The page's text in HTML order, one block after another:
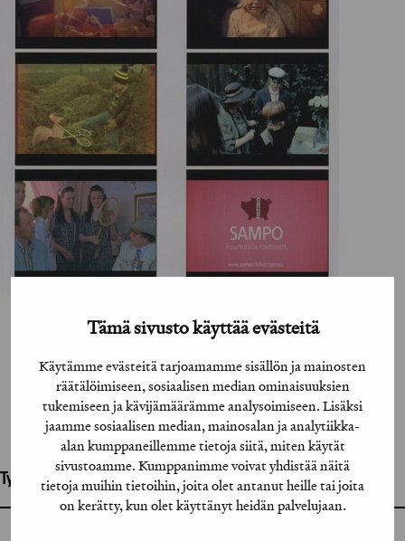
Tämä sivusto käyttää evästeitä
Käytämme evästeitä tarjoamamme sisällön ja mainosten
räätälöimiseen, sosiaalisen median ominaisuuksien
tukemiseen ja kävijämäärämme analysoimiseen. Lisäksi
jaamme sosiaalisen median, mainosalan ja analytiikka-
alan kumppaneillemme tietoja siitä, miten käytät
sivustoamme. Kumppanimme voivat yhdistää näitä
tietoja muihin tietoihin, joita olet antanut heille tai joita
on kerätty, kun olet käyttänyt heidän palvelujaan.
Työhön osallistuneet henkilöt / tahot: